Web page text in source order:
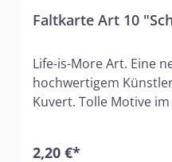
Faltkarte Art 10
Life-is-More Art. Eine
hochwertigem
Kuvert. Tolle Motive
2,20 €*